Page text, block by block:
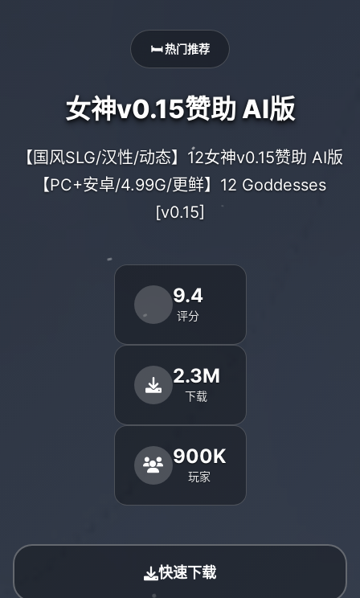
🛏️ 热门推荐
女神v0.15赞助 AI版
【国风SLG/汉性/动态】12女神v0.15赞助 AI版
【PC+安卓/4.99G/更鲜】12 Goddesses
[v0.15]
9.4
评分
2.3M
下载
900K
玩家
快速下载